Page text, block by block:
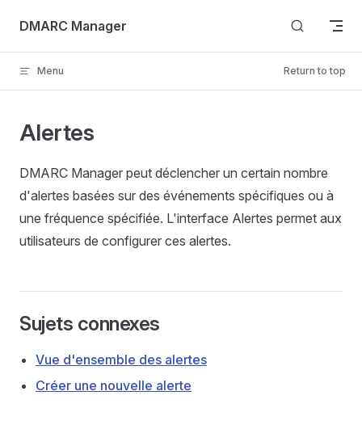
Skip to content
DMARC Manager
Menu Return to top
Alertes
DMARC Manager peut déclencher un certain nombre
d'alertes basées sur des événements spécifiques ou à
une fréquence spécifiée. L'interface Alertes permet aux
utilisateurs de configurer ces alertes.
Sujets connexes
Vue d'ensemble des alertes
Créer une nouvelle alerte